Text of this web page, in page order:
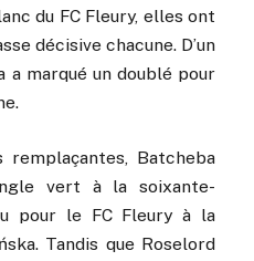
du FC Fleury, elles ont
décisive chacune. D’un
a marqué un doublé pour
Batcheba
vert à la soixante-
pour le FC Fleury à la
Tandis que Roselord